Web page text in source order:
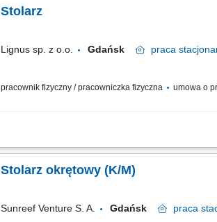
Stolarz
Lignus sp. z o.o. Gdańsk praca
pracownik fizyczny / pracowniczka fizyczna umowa o
Zakres obowiązków: praca z drewnem przy produkcji
Stolarz okrętowy (K/M)
Sunreef Venture S. A. Gdańsk praca